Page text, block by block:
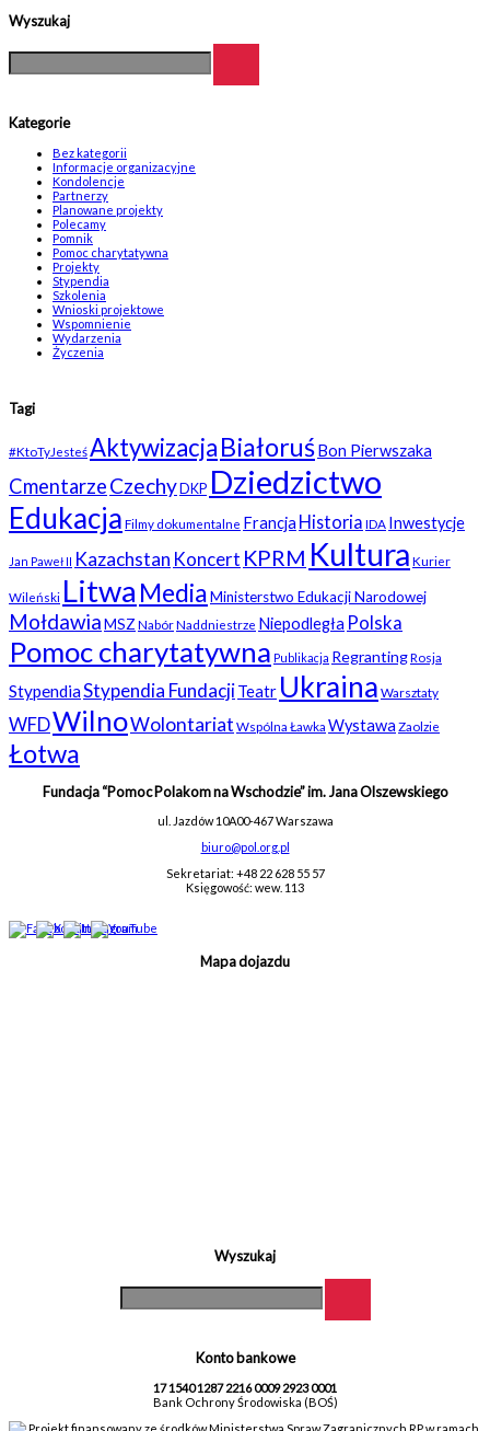
Wyszukaj
Kategorie
Bez kategorii
Informacje organizacyjne
Kondolencje
Partnerzy
Planowane projekty
Polecamy
Pomnik
Pomoc charytatywna
Projekty
Stypendia
Szkolenia
Wnioski projektowe
Wspomnienie
Wydarzenia
Życzenia
Tagi
#KtoTyJesteśAktywizacjaBiałoruśBon Pierwszaka
CmentarzeCzechyDKP Dziedzictwo
Edukacja Filmy dokumentalne Francja Historia IDA Inwestycje
Jan Paweł II Kazachstan Koncert KPRM Kultura Kurier
Wileński Litwa MediaMinisterstwo Edukacji Narodowej
MołdawiaMSZ NabórNaddniestrze Niepodległa Polska
Pomoc charytatywna Publikacja RegrantingRosja
StypendiaStypendia FundacjiTeatr Ukraina Warsztaty
WFDWilnoWolontariat Wspólna Ławka Wystawa Zaolzie
Łotwa
Fundacja “Pomoc Polakom na Wschodzie” im. Jana Olszewskiego
ul. Jazdów 10A00-467 Warszawa
biuro@pol.org.pl
Sekretariat: +48 22 628 55 57
Księgowość: wew. 113
Mapa dojazdu
Wyszukaj
Konto bankowe
17 1540 1287 2216 0009 2923 0001
Bank Ochrony Środowiska (BOŚ)
Projekt finansowany ze środków Ministerstwa Spraw Zagranicznych RP w ramach